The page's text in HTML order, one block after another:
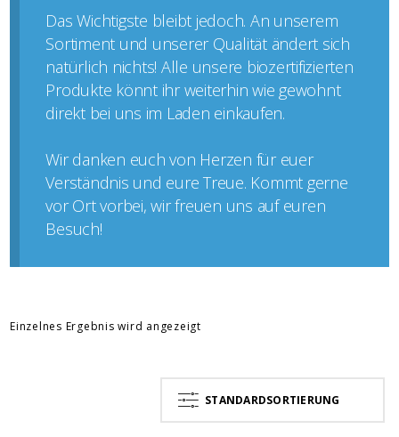
Das Wichtigste bleibt jedoch. An unserem
Sortiment und unserer Qualität ändert sich
natürlich nichts! Alle unsere biozertifizierten
Produkte könnt ihr weiterhin wie gewohnt
direkt bei uns im Laden einkaufen.
Wir danken euch von Herzen für euer
Verständnis und eure Treue. Kommt gerne
vor Ort vorbei, wir freuen uns auf euren
Besuch!
Einzelnes Ergebnis wird angezeigt
STANDARDSORTIERUNG